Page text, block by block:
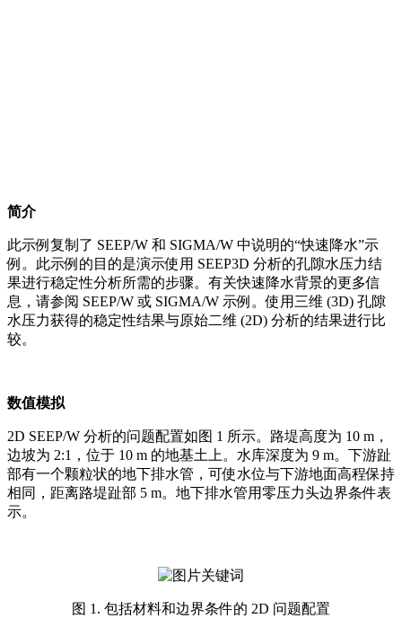
简介
此示例复制了 SEEP/W 和 SIGMA/W 中说明的“快速降水”示
例。此示例的目的是演示使用 SEEP3D 分析的孔隙水压力结
果进行稳定性分析所需的步骤。有关快速降水背景的更多信
息，请参阅 SEEP/W 或 SIGMA/W 示例。使用三维 (3D) 孔隙
水压力获得的稳定性结果与原始二维 (2D) 分析的结果进行比
较。
数值模拟
2D SEEP/W 分析的问题配置如图 1 所示。路堤高度为 10 m，
边坡为 2:1，位于 10 m 的地基土上。水库深度为 9 m。下游趾
部有一个颗粒状的地下排水管，可使水位与下游地面高程保持
相同，距离路堤趾部 5 m。地下排水管用零压力头边界条件表
示。
图 1. 包括材料和边界条件的 2D 问题配置